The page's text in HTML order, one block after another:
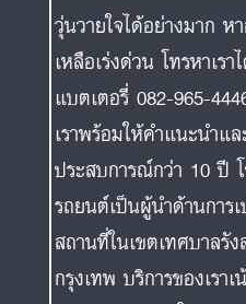
วุ่นวายใจได้อย่างมาก
เหลือเร่งด่วน โทรหาเ
แบตเตอรี่ 082-965-
เราพร้อมให้คำแนะนำแ
ประสบการณ์กว่า 10 ปี
รถยนต์เป็นผู้นำด้านการ
สถานที่ในเขตเทศบาลรั
กรุงเทพ บริการของเรา